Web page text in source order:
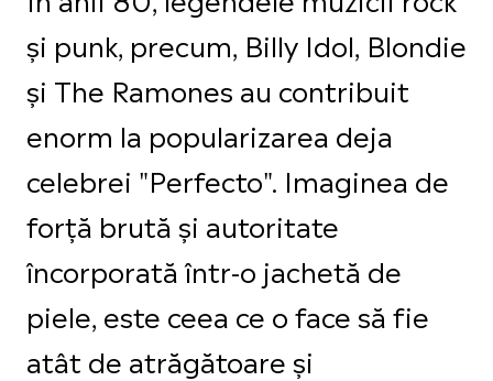
și punk, precum, Billy Idol, Blondie
și The Ramones au contribuit
enorm la popularizarea deja
celebrei "Perfecto". Imaginea de
forță brută și autoritate
încorporată într-o jachetă de
piele, este ceea ce o face să fie
atât de atrăgătoare și